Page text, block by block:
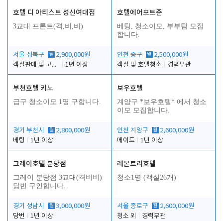
호텔 디 아티스트 성신여대점
3교대 프론트(격,비,비)
서울 성북구 월 2,900,000원
객실판매 및 고객응대
1년 이상
호텔에어포트준
베팅, 청소이모, 부부팀 모집
합니다.
인천 중구 월 2,500,000원
객실 및 호텔청소
경력무관
부천호텔 키노
급구 청소이모 1명 구합니다.
경기 부천시 월 2,800,000원
베팅
1년 이상
보우호텔
계양구 *보우호텔* 에서 청소
이모 모집합니다.
인천 계양구 월 2,600,000원
메이드
1년 이상
그레이호텔 분당점
그레이 분당점 3교대(격비비)
당번 구인합니다.
경기 성남시 월 3,000,000원
당번
1년 이상
레몬트리호텔
청소1명 (객실26개)
서울 종로구 월 2,600,000원
청소 외
경력무관